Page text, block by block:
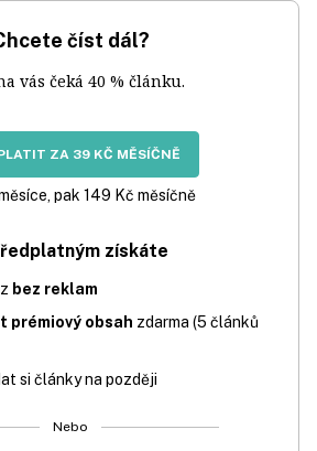
číst dál?
vás čeká 40 % článku.
ZA 39 KČ MĚSÍČNĚ
pak 149 Kč měsíčně
získáte
bez reklam
prémiový obsah zdarma (5 článků
si články na později
Nebo